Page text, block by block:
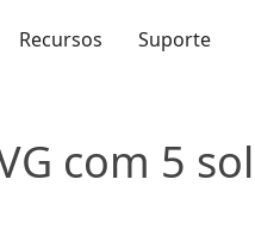
Recursos Suporte
com 5